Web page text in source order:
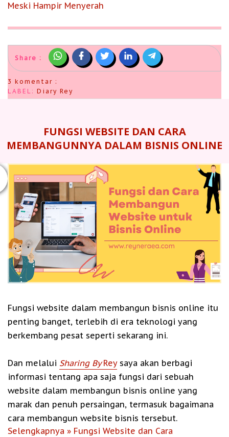
Meski Hampir Menyerah
Share :
3 komentar :
LABEL: Diary Rey
FUNGSI WEBSITE DAN CARA
MEMBANGUNNYA DALAM BISNIS ONLINE
Fungsi website dalam membangun bisnis online itu
penting banget, terlebih di era teknologi yang
berkembang pesat seperti sekarang ini.
Dan melalui Sharing ByReysaya akan berbagi
informasi tentang apa saja fungsi dari sebuah
website dalam membangun bisnis online yang
marak dan penuh persaingan, termasuk bagaimana
cara membangun website bisnis tersebut.
Selengkapnya » Fungsi Website dan Cara